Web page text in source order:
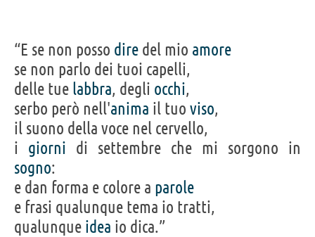
“E se non posso dire del mio amore
se non parlo dei tuoi capelli,
delle tue labbra, degli occhi,
serbo però nell'anima il tuo viso,
il suono della voce nel cervello,
i giorni di settembre che mi sorgono in
sogno:
e dan forma e colore a parole
e frasi qualunque tema io tratti,
qualunque idea io dica.”